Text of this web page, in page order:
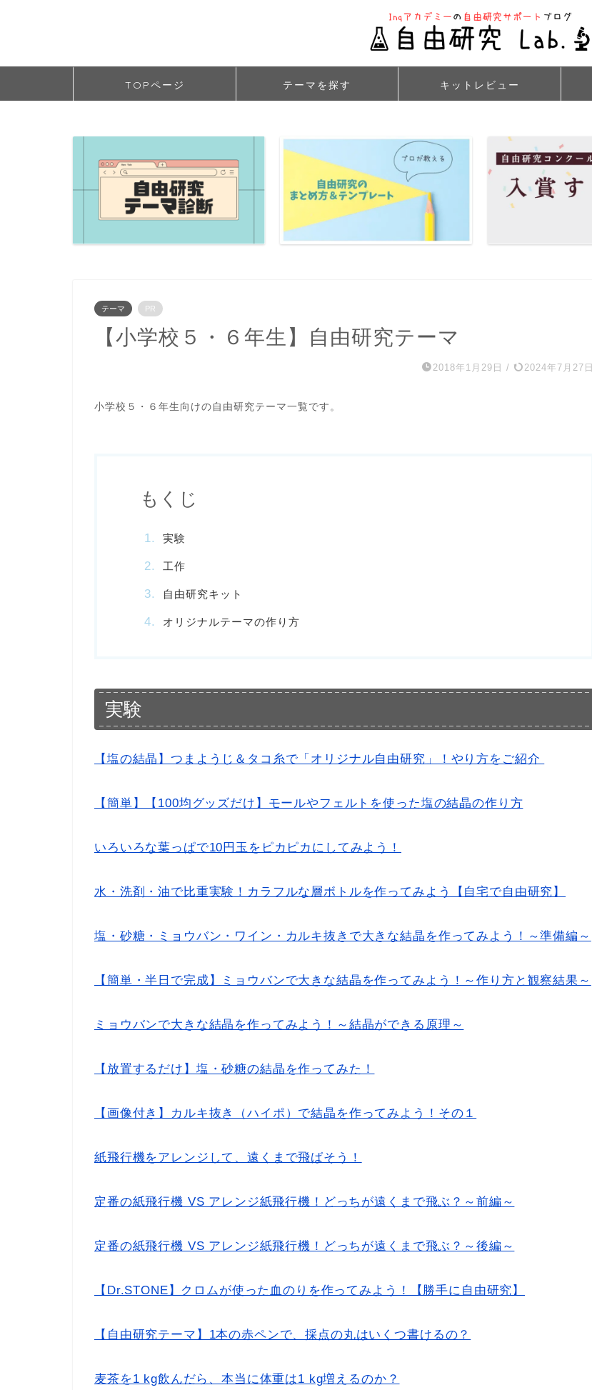
TOPページ テーマを探す キットレビュー
テーマ PR
【小学校５・６年生】自由研究テーマ
2018年1月29日 / 2024年7月27日
小学校５・６年生向けの自由研究テーマ一覧です。
もくじ
実験
工作
自由研究キット
オリジナルテーマの作り方
実験
【塩の結晶】つまようじ＆タコ糸で「オリジナル自由研究」！やり方をご紹介
【簡単】【100均グッズだけ】モールやフェルトを使った塩の結晶の作り方
いろいろな葉っぱで10円玉をピカピカにしてみよう！
水・洗剤・油で比重実験！カラフルな層ボトルを作ってみよう【自宅で自由研究】
塩・砂糖・ミョウバン・ワイン・カルキ抜きで大きな結晶を作ってみよう！～準備編～
【簡単・半日で完成】ミョウバンで大きな結晶を作ってみよう！～作り方と観察結果～
ミョウバンで大きな結晶を作ってみよう！～結晶ができる原理～
【放置するだけ】塩・砂糖の結晶を作ってみた！
【画像付き】カルキ抜き（ハイポ）で結晶を作ってみよう！その１
紙飛行機をアレンジして、遠くまで飛ばそう！
定番の紙飛行機 VS アレンジ紙飛行機！どっちが遠くまで飛ぶ？～前編～
定番の紙飛行機 VS アレンジ紙飛行機！どっちが遠くまで飛ぶ？～後編～
【Dr.STONE】クロムが使った血のりを作ってみよう！【勝手に自由研究】
【自由研究テーマ】1本の赤ペンで、採点の丸はいくつ書けるの？
麦茶を1 kg飲んだら、本当に体重は1 kg増えるのか？